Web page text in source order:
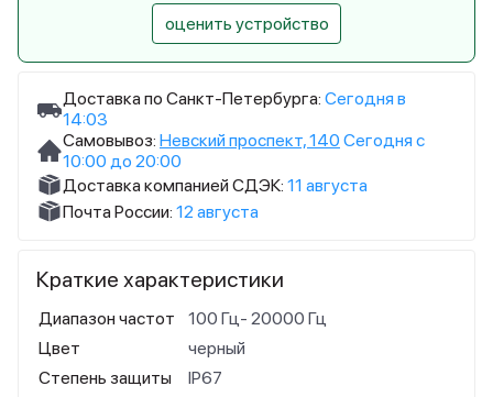
Доставка по Санкт-Петербурга: Сегодня в
14:03
Самовывоз: Невский проспект, 140 Сегодня с
10:00 до 20:00
Доставка компанией СДЭК: 11 августа
Почта России: 12 августа
Краткие характеристики
Диапазон частот
100 Гц- 20000 Гц
Цвет
черный
Степень защиты
IP67
оценить устройство